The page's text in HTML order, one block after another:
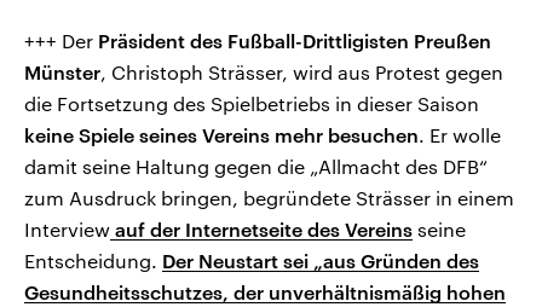
+++ Der Präsident des Fußball-Drittligisten Preußen
Münster, Christoph Strässer, wird aus Protest gegen
die Fortsetzung des Spielbetriebs in dieser Saison
keine Spiele seines Vereins mehr besuchen. Er wolle
damit seine Haltung gegen die „Allmacht des DFB“
zum Ausdruck bringen, begründete Strässer in einem
Interview auf der Internetseite des Vereins seine
Entscheidung. Der Neustart sei „aus Gründen des
Gesundheitsschutzes, der unverhältnismäßig hohen